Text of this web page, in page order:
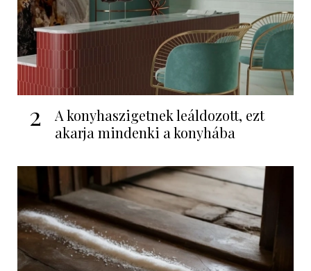
2
A konyhaszigetnek leáldozott, ezt
akarja mindenki a konyhába